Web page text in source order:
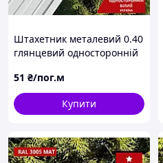
Штахетник металевий 0.40
глянцевий односторонній
51 ₴/пог.м
Купити